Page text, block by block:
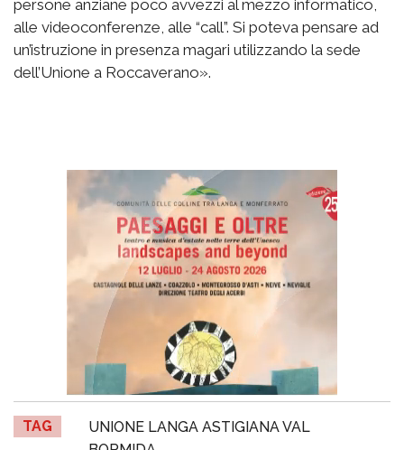
persone anziane poco avvezzi al mezzo informatico,
alle videoconferenze, alle “call”. Si poteva pensare ad
un’istruzione in presenza magari utilizzando la sede
dell’Unione a Roccaverano».
TAG
UNIONE LANGA ASTIGIANA VAL